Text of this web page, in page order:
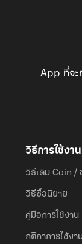
App ที่จะ
วิธีการใช้งาน
วิธีเติม Coin /
วิธีซื้อนิยาย
คู่มือการใช้งาน
กติกาการใช้งา